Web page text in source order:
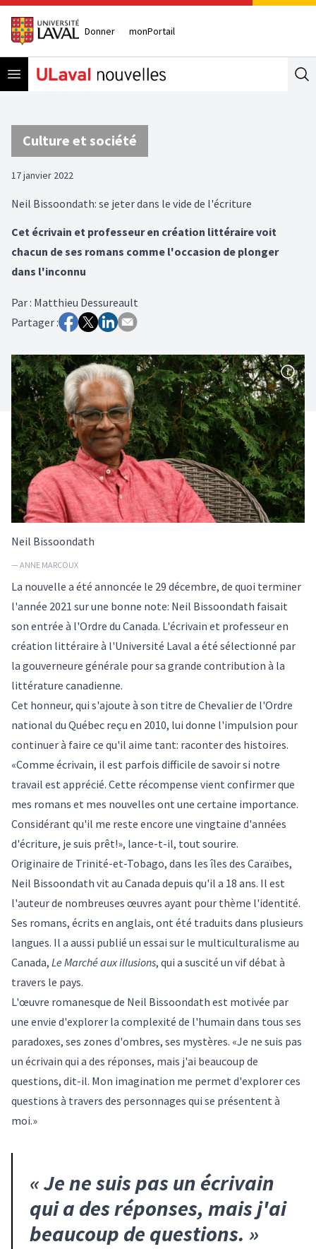
Donner monPortail
Open menu
Culture et société
17 janvier 2022
Neil Bissoondath: se jeter dans le vide de l'écriture
Cet écrivain et professeur en création littéraire voit
chacun de ses romans comme l'occasion de plonger
dans l'inconnu
Par: Matthieu Dessureault
Partager :
Neil Bissoondath
— ANNE MARCOUX
La nouvelle a été annoncée le 29 décembre, de quoi terminer
l'année 2021 sur une bonne note: Neil Bissoondath faisait
son entrée à l'Ordre du Canada. L'écrivain et professeur en
création littéraire à l'Université Laval a été sélectionné par
la gouverneure générale pour sa grande contribution à la
littérature canadienne.
Cet honneur, qui s'ajoute à son titre de Chevalier de l'Ordre
national du Québec reçu en 2010, lui donne l'impulsion pour
continuer à faire ce qu'il aime tant: raconter des histoires.
«Comme écrivain, il est parfois difficile de savoir si notre
travail est apprécié. Cette récompense vient confirmer que
mes romans et mes nouvelles ont une certaine importance.
Considérant qu'il me reste encore une vingtaine d'années
d'écriture, je suis prêt!», lance-t-il, tout sourire.
Originaire de Trinité-et-Tobago, dans les îles des Caraïbes,
Neil Bissoondath vit au Canada depuis qu'il a 18 ans. Il est
l'auteur de nombreuses œuvres ayant pour thème l'identité.
Ses romans, écrits en anglais, ont été traduits dans plusieurs
langues. Il a aussi publié un essai sur le multiculturalisme au
Canada, Le Marché aux illusions, qui a suscité un vif débat à
travers le pays.
L'œuvre romanesque de Neil Bissoondath est motivée par
une envie d'explorer la complexité de l'humain dans tous ses
paradoxes, ses zones d'ombres, ses mystères. «Je ne suis pas
un écrivain qui a des réponses, mais j'ai beaucoup de
questions, dit-il. Mon imagination me permet d'explorer ces
questions à travers des personnages qui se présentent à
moi.»
«Je ne suis pas un écrivain
qui a des réponses, mais j'ai
beaucoup de questions. »